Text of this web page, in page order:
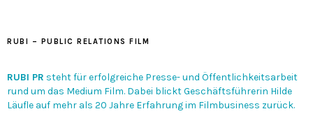
RUBI – PUBLIC RELATIONS FILM
RUBI PR steht für erfolgreiche Presse- und Öffentlichkeitsarbeit
rund um das Medium Film. Dabei blickt Geschäftsführerin Hilde
Läufle auf mehr als 20 Jahre Erfahrung im Filmbusiness zurück.